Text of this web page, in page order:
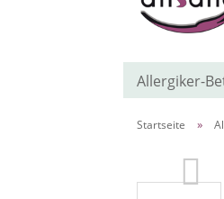
Allergiker-
Startseite »